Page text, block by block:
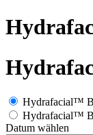
Hydrafacial™
Hydrafacial™
Datum wählen